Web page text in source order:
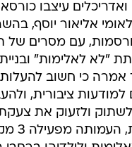
עיצבו
אליאור יוסף,
עם מסרים של
"לא לאלימות"
אמרה כי חשוב
למודעות ציבורית,
ולזעוק את
הסובלות